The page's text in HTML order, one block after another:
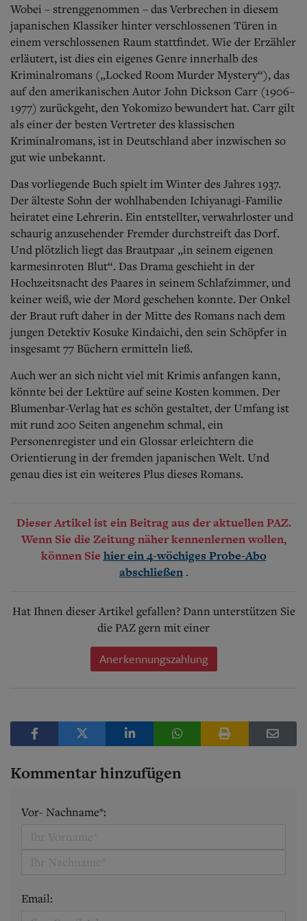
Wobei – strenggenommen – das Verbrechen in diesem
japanischen Klassiker hinter verschlossenen Türen in
einem verschlossenen Raum stattfindet. Wie der Erzähler
erläutert, ist dies ein eigenes Genre innerhalb des
Kriminalromans („Locked Room Murder Mystery“), das
auf den amerikanischen Autor John Dickson Carr (1906–
1977) zurückgeht, den Yokomizo bewundert hat. Carr gilt
als einer der besten Vertreter des klassischen
Kriminalromans, ist in Deutschland aber inzwischen so
gut wie unbekannt.
Das vorliegende Buch spielt im Winter des Jahres 1937.
Der älteste Sohn der wohlhabenden Ichiyanagi-Familie
heiratet eine Lehrerin. Ein entstellter, verwahrloster und
schaurig anzusehender Fremder durchstreift das Dorf.
Und plötzlich liegt das Brautpaar „in seinem eigenen
karmesinroten Blut“. Das Drama geschieht in der
Hochzeitsnacht des Paares in seinem Schlafzimmer, und
keiner weiß, wie der Mord geschehen konnte. Der Onkel
der Braut ruft daher in der Mitte des Romans nach dem
jungen Detektiv Kosuke Kindaichi, den sein Schöpfer in
insgesamt 77 Büchern ermitteln ließ.
Auch wer an sich nicht viel mit Krimis anfangen kann,
könnte bei der Lektüre auf seine Kosten kommen. Der
Blumenbar-Verlag hat es schön gestaltet, der Umfang ist
mit rund 200 Seiten angenehm schmal, ein
Personenregister und ein Glossar erleichtern die
Orientierung in der fremden japanischen Welt. Und
genau dies ist ein weiteres Plus dieses Romans.
Dieser Artikel ist ein Beitrag aus der aktuellen PAZ.
Wenn Sie die Zeitung näher kennenlernen wollen,
können Sie hier ein 4-wöchiges Probe-Abo
abschließen .
Hat Ihnen dieser Artikel gefallen? Dann unterstützen Sie
die PAZ gern mit einer
Anerkennungszahlung
Kommentar hinzufügen
Vor- Nachname*:
Email: